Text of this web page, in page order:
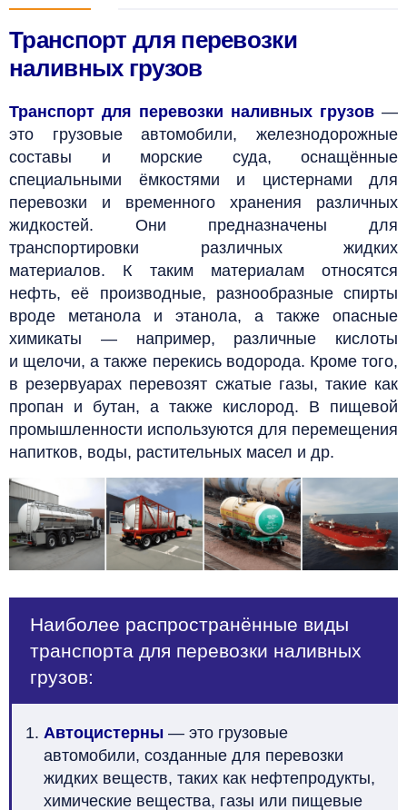
Транспорт для перевозки
наливных грузов
Транспорт для перевозки наливных грузов —
это грузовые автомобили, железнодорожные
составы и морские суда, оснащённые
специальными ёмкостями и цистернами для
перевозки и временного хранения различных
жидкостей. Они предназначены для
транспортировки различных жидких
материалов. К таким материалам относятся
нефть, её производные, разнообразные спирты
вроде метанола и этанола, а также опасные
химикаты — например, различные кислоты
и щелочи, а также перекись водорода. Кроме того,
в резервуарах перевозят сжатые газы, такие как
пропан и бутан, а также кислород. В пищевой
промышленности используются для перемещения
напитков, воды, растительных масел и др.
Наиболее распространённые виды
транспорта для перевозки наливных
грузов:
Автоцистерны — это грузовые
автомобили, созданные для перевозки
жидких веществ, таких как нефтепродукты,
химические вещества, газы или пищевые